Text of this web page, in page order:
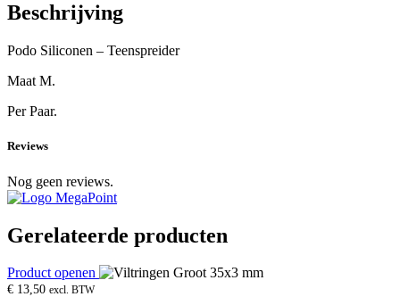
Beschrijving
Podo Siliconen – Teenspreider
Maat M.
Per Paar.
Reviews
Nog geen reviews.
Gerelateerde producten
Product openen
€ 13,50 excl. BTW